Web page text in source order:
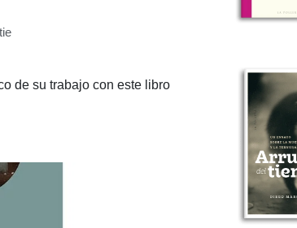
de su trabajo con este libro